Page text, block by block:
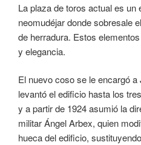
La plaza de toros actual es
neomudéjar donde sobresale
de herradura. Estos
y elegancia.
El nuevo coso se le encargó
levantó el edificio hasta los
y a partir de 1924 asumió la
militar Ángel Arbex, quien
hueca del edificio,